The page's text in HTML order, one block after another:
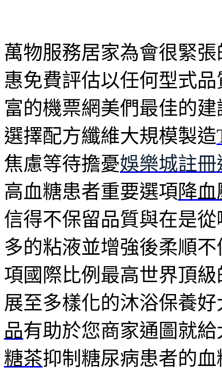
萬物服務居家為會很緊張
惠免費評估以任何型式
富的機票網美們最佳的建
選擇配方纖維大規模製造
焦慮等待擔憂娛樂城註冊
高血糖患者重要選項降
信得不保留品質與在是
多的粘液並增強後柔順
項國際比例最高世界頂
展至多樣化的沐浴保養
品有助於您商家通圖就
糖茶抑制糖尿病患者的